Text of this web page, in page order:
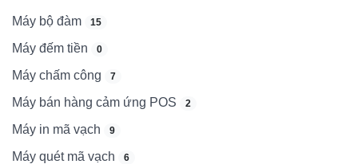
Máy bộ đàm 15
Máy đếm tiền 0
Máy chấm công 7
Máy bán hàng cảm ứng POS 2
Máy in mã vạch 9
Máy quét mã vạch 6